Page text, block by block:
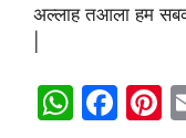
अल्लाह तआला हम
W F